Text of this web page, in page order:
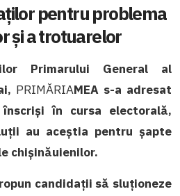
pentru problema
și a trotuarelor
Primarului General al
PRIMĂRIAMEA s-a adresat
în cursa electorală,
au aceștia pentru șapte
chișinăuienilor.
candidații să sluționeze